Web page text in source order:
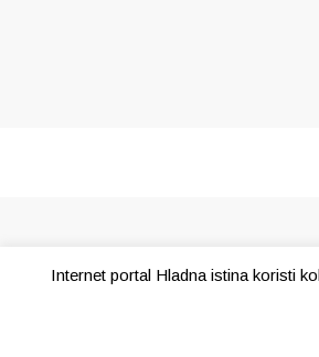
Internet portal Hladna istina koristi